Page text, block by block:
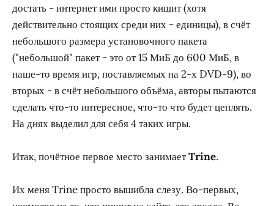
достать - интернет ими просто кишит (хотя
действительно стоящих среди них - единицы), в счёт
небольшого размера установочного пакета
("небольшой" пакет - это от 15 МиБ до 600 МиБ, в
наше-то время игр, поставляемых на 2-х DVD-9), во
вторых - в счёт небольшого объёма, авторы пытаются
сделать что-то интересное, что-то что будет цеплять.
На днях выделил для себя 4 таких игры.
Итак, почётное первое место занимаетTrine.
Их меня Trine просто вышибла слезу. Во-первых,